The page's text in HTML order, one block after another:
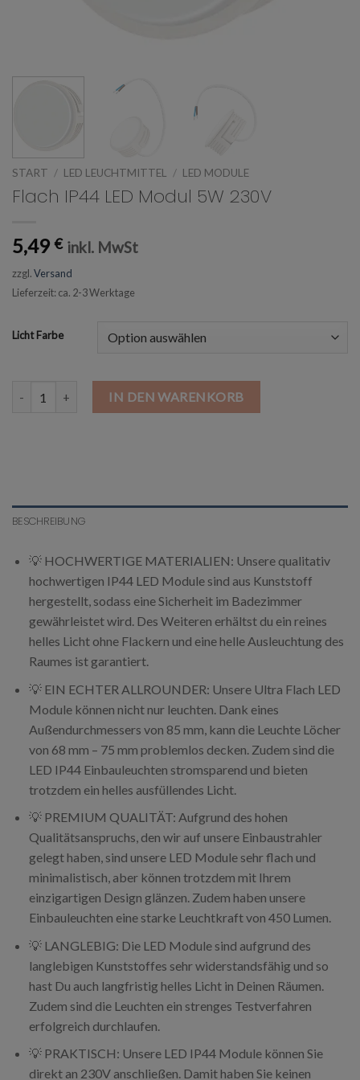
START / LED LEUCHTMITTEL / LED MODULE
Flach IP44 LED Modul 5W 230V
5,49 € inkl. MwSt
zzgl.Versand
Lieferzeit: ca. 2-3 Werktage
Licht Farbe
Flach IP44 LED Modul 5W 230V Menge
IN DEN WARENKORB
BESCHREIBUNG
💡 HOCHWERTIGE MATERIALIEN: Unsere qualitativ
hochwertigen IP44 LED Module sind aus Kunststoff
hergestellt, sodass eine Sicherheit im Badezimmer
gewährleistet wird. Des Weiteren erhältst du ein reines
helles Licht ohne Flackern und eine helle Ausleuchtung des
Raumes ist garantiert.
💡 EIN ECHTER ALLROUNDER: Unsere Ultra Flach LED
Module können nicht nur leuchten. Dank eines
Außendurchmessers von 85 mm, kann die Leuchte Löcher
von 68 mm – 75 mm problemlos decken. Zudem sind die
LED IP44 Einbauleuchten stromsparend und bieten
trotzdem ein helles ausfüllendes Licht.
💡 PREMIUM QUALITÄT: Aufgrund des hohen
Qualitätsanspruchs, den wir auf unsere Einbaustrahler
gelegt haben, sind unsere LED Module sehr flach und
minimalistisch, aber können trotzdem mit Ihrem
einzigartigen Design glänzen. Zudem haben unsere
Einbauleuchten eine starke Leuchtkraft von 450 Lumen.
💡 LANGLEBIG: Die LED Module sind aufgrund des
langlebigen Kunststoffes sehr widerstandsfähig und so
hast Du auch langfristig helles Licht in Deinen Räumen.
Zudem sind die Leuchten ein strenges Testverfahren
erfolgreich durchlaufen.
💡 PRAKTISCH: Unsere LED IP44 Module können Sie
direkt an 230V anschließen. Damit haben Sie keinen